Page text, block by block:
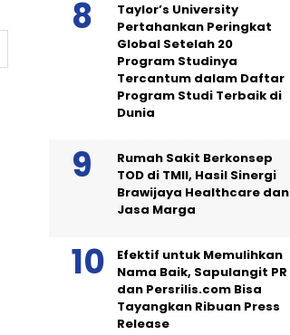
Taylor’s University
Pertahankan Peringkat
Global Setelah 20
Program Studinya
Tercantum dalam Daftar
Program Studi Terbaik di
Dunia
Rumah Sakit Berkonsep
TOD di TMII, Hasil Sinergi
Brawijaya Healthcare dan
Jasa Marga
Efektif untuk Memulihkan
Nama Baik, Sapulangit PR
dan Persrilis.com Bisa
Tayangkan Ribuan Press
Release